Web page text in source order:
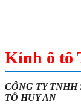
Kính ô tô
CÔNG TY
TÔ HUY AN